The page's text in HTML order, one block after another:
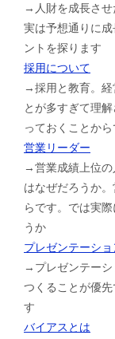
→人財を成長させ
実は予想通りに
ントを探ります
採用について
→採用と教育。経
とが多すぎて理
っておくことから
営業リーダー
→営業成績上位の
はなぜだろうか
らです。では実
うか
プレゼンテーショ
→プレゼンテーシ
つくることが優
す
バイアスとは